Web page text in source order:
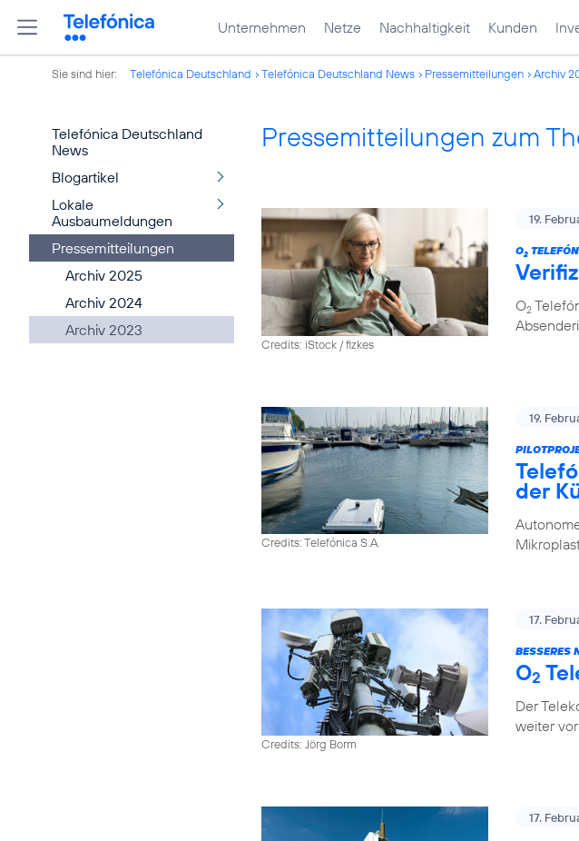
Unternehmen Netze Nachhaltigkeit Kunden
Sie sind hier: Telefónica Deutschland Telefónica Deutschland News Pressemitteilungen Archiv
Telefónica Deutschland
News
Blogartikel
Lokale
Ausbaumeldungen
Pressemitteilungen
Archiv 2025
Archiv 2024
Archiv 2023
Pressemitteilungen zum
Credits: iStock / fizkes
19.
O2
O2
Credits: Telefónica S.A.
19.
der
Credits: Jörg Borm
17.
BESSERES
O2
Der
weiter
17.